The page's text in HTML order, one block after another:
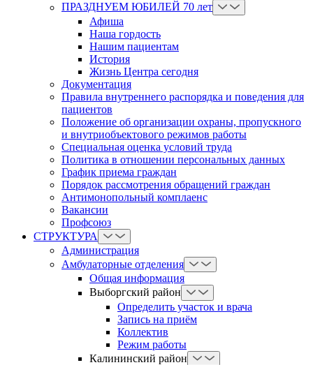
ПРАЗДНУЕМ ЮБИЛЕЙ 70 лет
Афиша
Наша гордость
Нашим пациентам
История
Жизнь Центра сегодня
Документация
Правила внутреннего распорядка и поведения для
пациентов
Положение об организации охраны, пропускного
и внутриобъектового режимов работы
Cпециальная оценка условий труда
Политика в отношении персональных данных
График приема граждан
Порядок рассмотрения обращений граждан
Антимонопольный комплаенс
Вакансии
Профсоюз
СТРУКТУРА
Администрация
Амбулаторные отделения
Общая информация
Выборгский район
Определить участок и врача
Запись на приём
Коллектив
Режим работы
Калининский район